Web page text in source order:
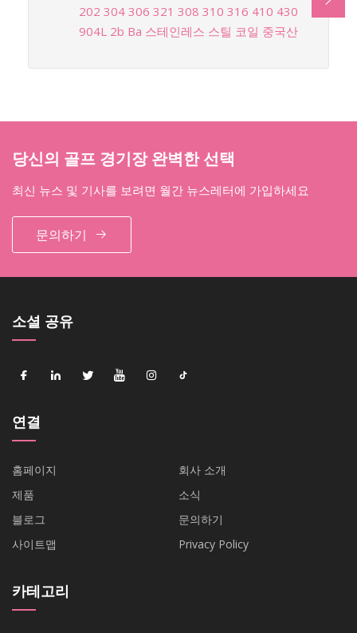
202 304 306 321 308 310 316 410 430
904L 2b Ba 스테인레스 스틸 코일 중국산
당신의 골프 경기장 완벽한 선택
최신 뉴스 및 기사를 보려면 월간 뉴스레터에 가입하세요
문의하기
소셜 공유
연결
홈페이지
회사 소개
제품
소식
블로그
문의하기
사이트맵
Privacy Policy
카테고리